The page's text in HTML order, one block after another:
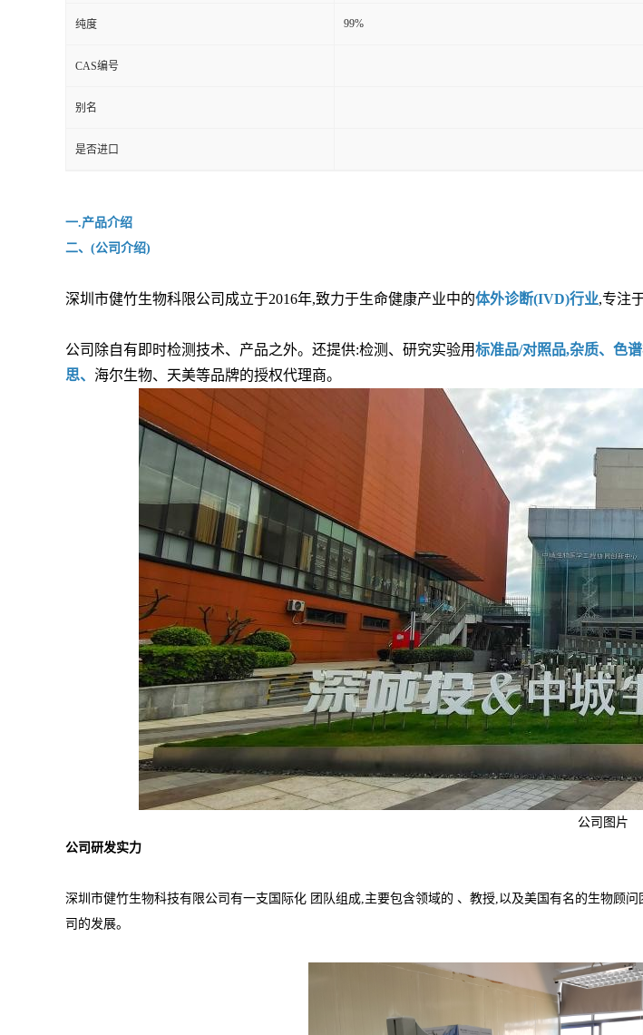
纯度 99%
CAS编号
别名
是否进口
一.产品介绍
二、(公司介绍)
深圳市健竹生物科限公司成立于2016年,致力于生命健康产业中的体外诊断(IVD)行业,专注
公司除自有即时检测技术、产品之外。还提供:检测、研究实验用标准品/对照品,杂质、色
思、 海尔生物、天美等品牌的授权代理商。
公司图片
公司研发实力
深圳市健竹生物科技有限公司有一支国际化 团队组成,主要包含领域的 、教授,以及美国有名的生物顾
司的发展。